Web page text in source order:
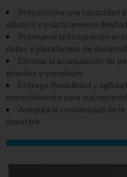
Proporciona una capacidad
elástico y prácticamente
Promueve la integración
datos y plataformas de
Eliminar la acumulación de
grandes y complejas.
Entrega flexibilidad y
especialmente para sus
Asegura la continuidad de
desastre.